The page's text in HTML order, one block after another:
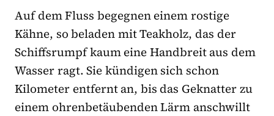
Auf dem Fluss begegnen einem rostige
Kähne, so beladen mit Teakholz, das der
Schiffsrumpf kaum eine Handbreit aus dem
Wasser ragt. Sie kündigen sich schon
Kilometer entfernt an, bis das Geknatter zu
einem ohrenbetäubenden Lärm anschwillt